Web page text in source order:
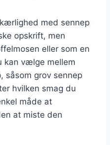
med sennep
opskrift, men
eller som en
kan vælge mellem
såsom grov sennep
hvilken smag du
måde at
at miste den